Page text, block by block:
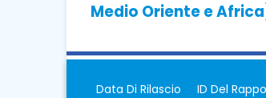
Medio Oriente e
Data Di Rilascio
ID Del